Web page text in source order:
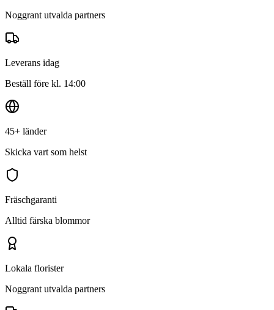
Noggrant utvalda partners
Leverans idag
Beställ före kl. 14:00
45+ länder
Skicka vart som helst
Fräschgaranti
Alltid färska blommor
Lokala florister
Noggrant utvalda partners